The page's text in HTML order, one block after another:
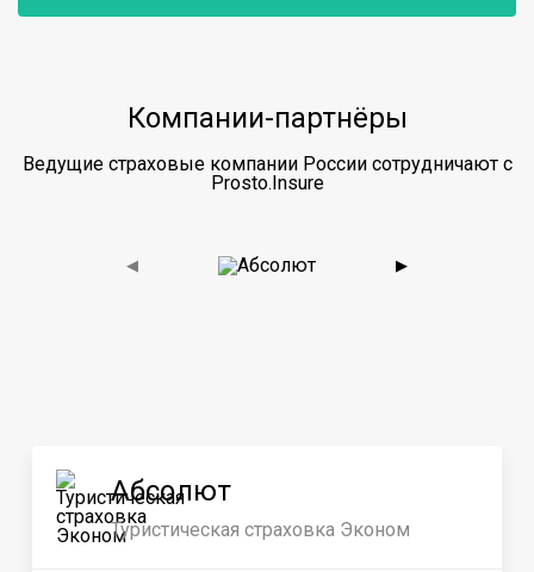
Компании-партнёры
Ведущие страховые компании России сотрудничают с
Prosto.Insure
◀ ▶
Абсолют
Туристическая страховка Эконом